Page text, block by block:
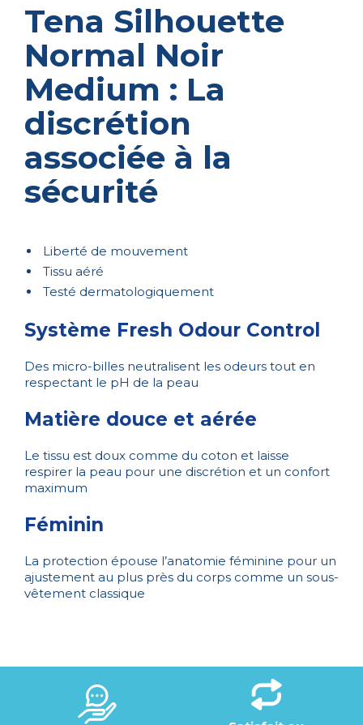
Tena Silhouette
Normal Noir
Medium : La
discrétion
associée à la
sécurité
Liberté de mouvement
Tissu aéré
Testé dermatologiquement
Système Fresh Odour Control
Des micro-billes neutralisent les odeurs tout en
respectant le pH de la peau
Matière douce et aérée
Le tissu est doux comme du coton et laisse
respirer la peau pour une discrétion et un confort
maximum
Féminin
La protection épouse l’anatomie féminine pour un
ajustement au plus près du corps comme un sous-
vêtement classique